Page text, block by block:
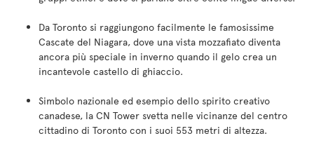
Da Toronto si raggiungono facilmente le famosissime
Cascate del Niagara, dove una vista mozzafiato diventa
ancora più speciale in inverno quando il gelo crea un
incantevole castello di ghiaccio.
Simbolo nazionale ed esempio dello spirito creativo
canadese, la CN Tower svetta nelle vicinanze del centro
cittadino di Toronto con i suoi 553 metri di altezza.